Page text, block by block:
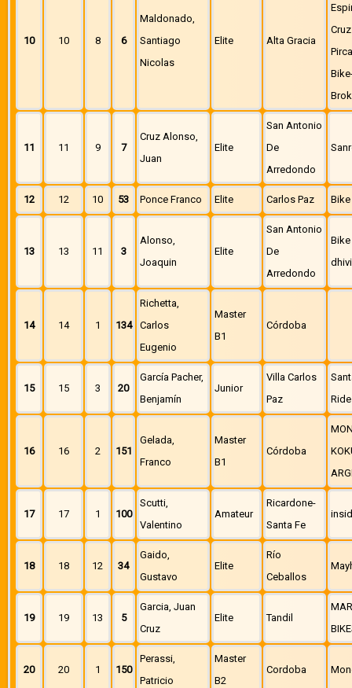
10 10 8 6
Maldonado,
Santiago
Nicolas
Elite Alta Gracia
11 11 9 7
Cruz Alonso,
Juan
Elite
San Antonio
De
Arredondo
12 12 10 53 Ponce Franco Elite Carlos Paz
13 13 11 3
Alonso,
Joaquin
Elite
San Antonio
De
Arredondo
14 14 1 134
Richetta,
Carlos
Eugenio
Master
B1
Córdoba
15 15 3 20
García Pacher,
Benjamín
Junior
Villa Carlos
Paz
Ride
16 16 2 151
Gelada,
Franco
Master
B1
Córdoba
17 17 1 100
Scutti,
Valentino
Amateur
Ricardone-
Santa Fe
18 18 12 34
Gaido,
Gustavo
Elite
Río
Ceballos
19 19 13 5
Garcia, Juan
Cruz
Elite Tandil
20 20 1 150
Perassi,
Patricio
Master
B2
Cordoba